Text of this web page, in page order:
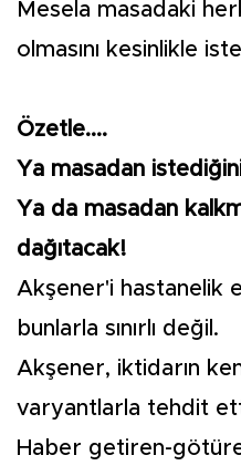
Mesela masadaki
olmasını kesinlikle
Özetle....
Ya masadan
Ya da masadan
dağıtacak!
Akşener'i hastanelik
bunlarla sınırlı değil.
Akşener, iktidarın
varyantlarla tehdit
Haber getiren-